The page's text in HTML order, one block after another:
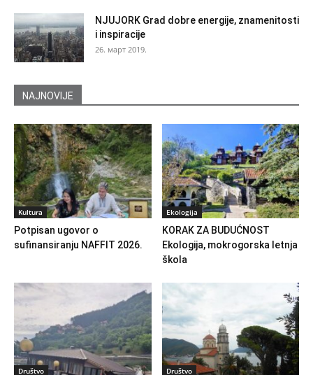
NJUJORK Grad dobre energije, znamenitosti
i inspiracije
26. март 2019.
NAJNOVIJE
Kultura
Potpisan ugovor o
sufinansiranju NAFFIT 2026.
Ekologija
KORAK ZA BUDUĆNOST
Ekologija, mokrogorska letnja
škola
Društvo Društvo